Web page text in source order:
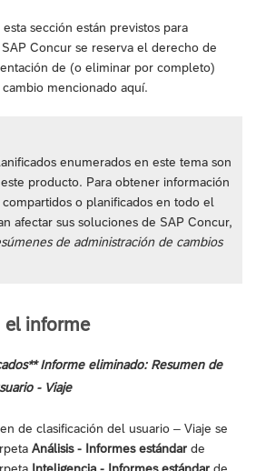
sección están previstos para
Concur se reserva el derecho de
de (o eliminar por completo)
mencionado aquí.
enumerados en este tema son
producto. Para obtener información
o planificados en todo el
afectar sus soluciones de SAP Concur,
de administración de cambios
el informe
Informe eliminado: Resumen de
- Viaje
de clasificación del usuario – Viaje se
Análisis - Informes estándar de